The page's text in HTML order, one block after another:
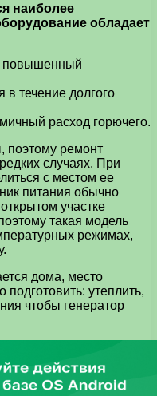
наиболее
обладает
повышенный
в течение долгого
расход горючего.
поэтому ремонт
случаях. При
с местом ее
питания обычно
участке
такая модель
режимах,
дома, место
утеплить,
чтобы генератор